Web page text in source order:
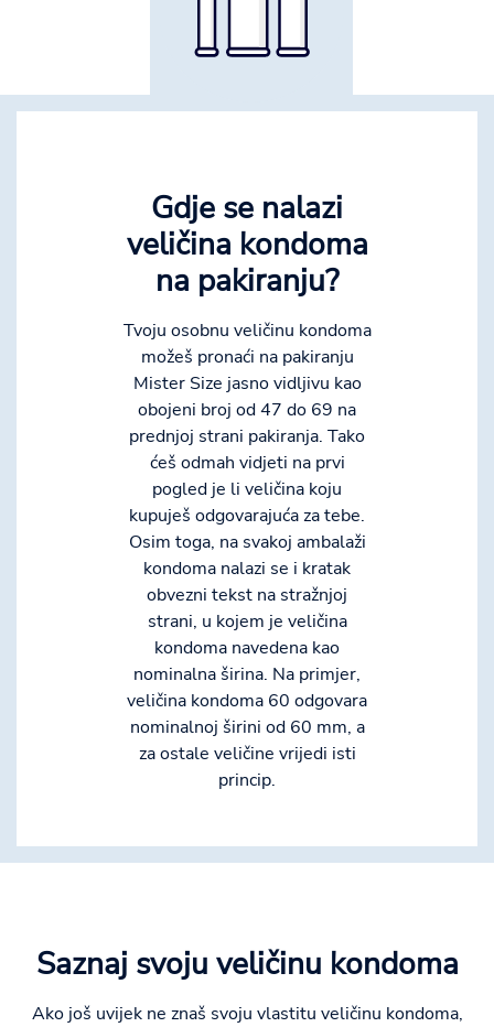
Gdje se nalazi
veličina kondoma
na pakiranju?
Tvoju osobnu veličinu kondoma
možeš pronaći na pakiranju
Mister Size jasno vidljivu kao
obojeni broj od 47 do 69 na
prednjoj strani pakiranja. Tako
ćeš odmah vidjeti na prvi
pogled je li veličina koju
kupuješ odgovarajuća za tebe.
Osim toga, na svakoj ambalaži
kondoma nalazi se i kratak
obvezni tekst na stražnjoj
strani, u kojem je veličina
kondoma navedena kao
nominalna širina. Na primjer,
veličina kondoma 60 odgovara
nominalnoj širini od 60 mm, a
za ostale veličine vrijedi isti
princip.
Saznaj svoju veličinu kondoma
Ako još uvijek ne znaš svoju vlastitu veličinu kondoma,